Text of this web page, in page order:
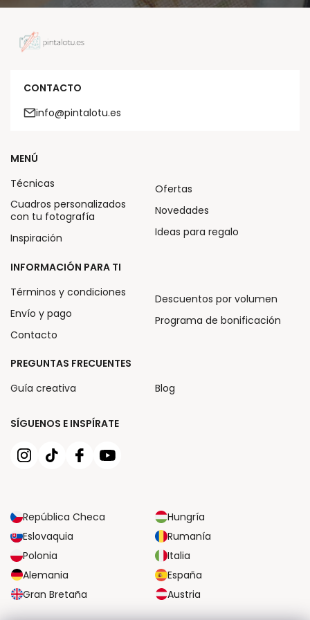
CONTACTO
info@pintalotu.es
SÍGUENOS E INSPÍRATE
República Checa
Hungría
Eslovaquia
Rumanía
Polonia
Italia
Alemania
España
Gran Bretaña
Austria
MENÚ
Técnicas
Cuadros personalizados
con tu fotografía
Inspiración
Ofertas
Novedades
Ideas para regalo
INFORMACIÓN PARA TI
Términos y condiciones
Envío y pago
Contacto
Descuentos por volumen
Programa de bonificación
PREGUNTAS FRECUENTES
Guía creativa
Blog